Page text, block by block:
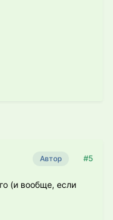
Автор #5
(и вообще, если